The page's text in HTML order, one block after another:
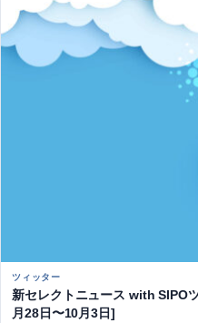
ツィッター
新セレクトニュース with SIPO
月28日〜10月3日]